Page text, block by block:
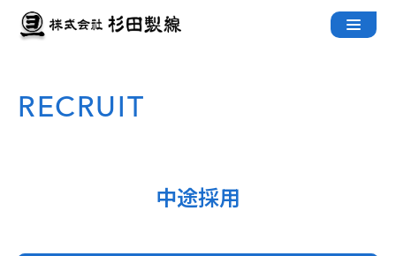
Skip
RECRUIT
中途採用